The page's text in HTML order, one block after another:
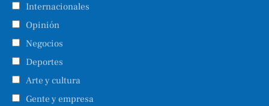
Internacionales
Opinión
Negocios
Deportes
Arte y cultura
Gente y empresa